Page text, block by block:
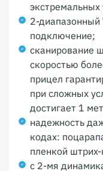
экстремальных
2-диапазонный
подключение;
сканирование
скоростью
прицел
при сложных
достигает 1
надежность
кодах:
пленкой
с 2-мя